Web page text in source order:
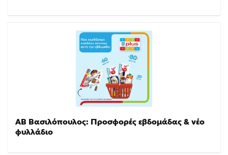
ΑΒ Βασιλόπουλος: Προσφορές εβδομάδας & νέο
φυλλάδιο